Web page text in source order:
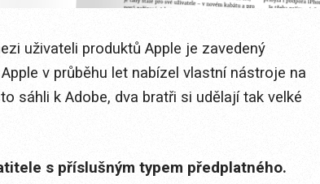
uživateli produktů Apple je zavedený
v průběhu let nabízel vlastní nástroje na
sáhli k Adobe, dva bratři si udělají tak velké
s příslušným typem předplatného.